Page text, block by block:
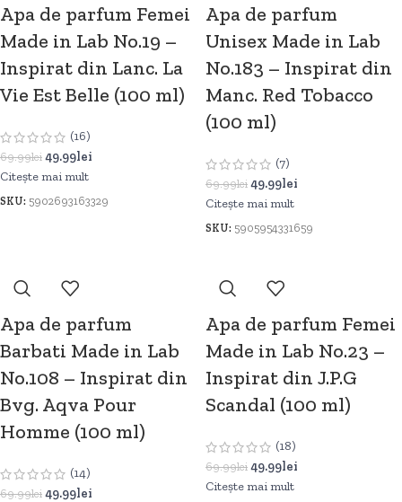
Apa de parfum Femei
Made in Lab No.19 –
Inspirat din Lanc. La
Vie Est Belle (100 ml)
(16)
69.99lei 49.99lei
Citește mai mult
SKU: 5902693163329
Apa de parfum
Unisex Made in Lab
No.183 – Inspirat din
Manc. Red Tobacco
(100 ml)
(7)
69.99lei 49.99lei
Citește mai mult
SKU: 5905954331659
Apa de parfum
Barbati Made in Lab
No.108 – Inspirat din
Bvg. Aqva Pour
Homme (100 ml)
(14)
69.99lei 49.99lei
Apa de parfum Femei
Made in Lab No.23 –
Inspirat din J.P.G
Scandal (100 ml)
(18)
69.99lei 49.99lei
Citește mai mult